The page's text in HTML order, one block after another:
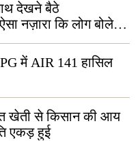
देखने बैठे
नज़ारा कि लोग बोले,
में AIR 141 हासिल
खेती से किसान की आय
एकड़ हुई